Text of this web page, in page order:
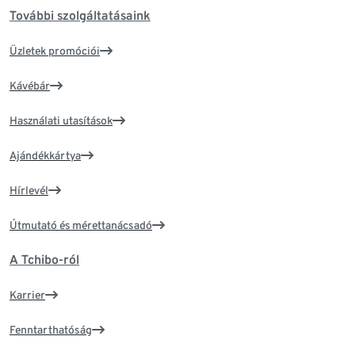
További szolgáltatásaink
Üzletek promóciói
Kávébár
Használati utasítások
Ajándékkártya
Hírlevél
Útmutató és mérettanácsadó
A Tchibo-ról
Karrier
Fenntarthatóság